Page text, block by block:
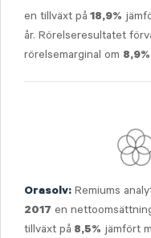
en tillväxt på 18,9%
år. Rörelseresultatet
rörelsemarginal om
Orasolv: Remiums
2017 en
tillväxt på 8,5% jämfört